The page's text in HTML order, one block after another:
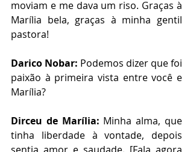
moviam e me dava um riso. Graças à
Marília bela, graças à minha gentil
pastora!
Darico Nobar: Podemos dizer que foi
paixão à primeira vista entre você e
Marília?
Dirceu de Marília: Minha alma, que
tinha liberdade à vontade, depois